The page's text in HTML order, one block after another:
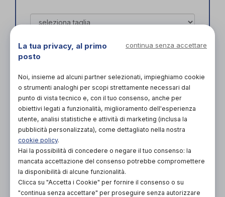
Organizza prova in negozio
Scarica il coupon
L'acquisto in negozio è raccomandato per
garantire il corretto supporto da parte di un
tecnico ortopedico specializzato.
Vieni in negozio!
La tua privacy, al primo
posto
continua senza accettare
Noi, insieme ad alcuni partner selezionati, impieghiamo cookie
o strumenti analoghi per scopi strettamente necessari dal
punto di vista tecnico e, con il tuo consenso, anche per
obiettivi legati a funzionalità, miglioramento dell'esperienza
utente, analisi statistiche e attività di marketing (inclusa la
pubblicità personalizzata), come dettagliato nella nostra
cookie policy.
Hai la possibilità di concedere o negare il tuo consenso: la
mancata accettazione del consenso potrebbe compromettere
la disponibilità di alcune funzionalità.
Clicca su "Accetta i Cookie" per fornire il consenso o su
"continua senza accettare" per proseguire senza autorizzare